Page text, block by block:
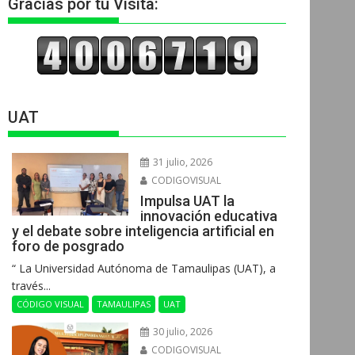
Gracias por tu Visita:
UAT
31 julio, 2026
CODIGOVISUAL
Impulsa UAT la
innovación educativa
y el debate sobre inteligencia artificial en
foro de posgrado
“ La Universidad Autónoma de Tamaulipas (UAT), a
través...
CÓDIGO VISUAL TAMAULIPAS UAT
30 julio, 2026
CODIGOVISUAL